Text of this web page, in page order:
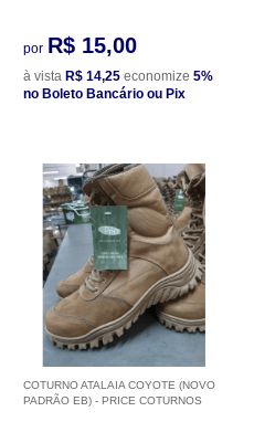
por R$ 15,00
à vista R$ 14,25 economize 5%
no Boleto Bancário ou Pix
COTURNO ATALAIA COYOTE (NOVO
PADRÃO EB) - PRICE COTURNOS